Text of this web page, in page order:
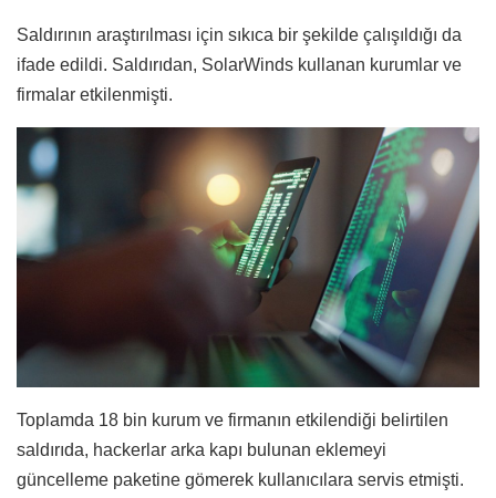
Saldırının araştırılması için sıkıca bir şekilde çalışıldığı da
ifade edildi. Saldırıdan, SolarWinds kullanan kurumlar ve
firmalar etkilenmişti.
Toplamda 18 bin kurum ve firmanın etkilendiği belirtilen
saldırıda, hackerlar arka kapı bulunan eklemeyi
güncelleme paketine gömerek kullanıcılara servis etmişti.